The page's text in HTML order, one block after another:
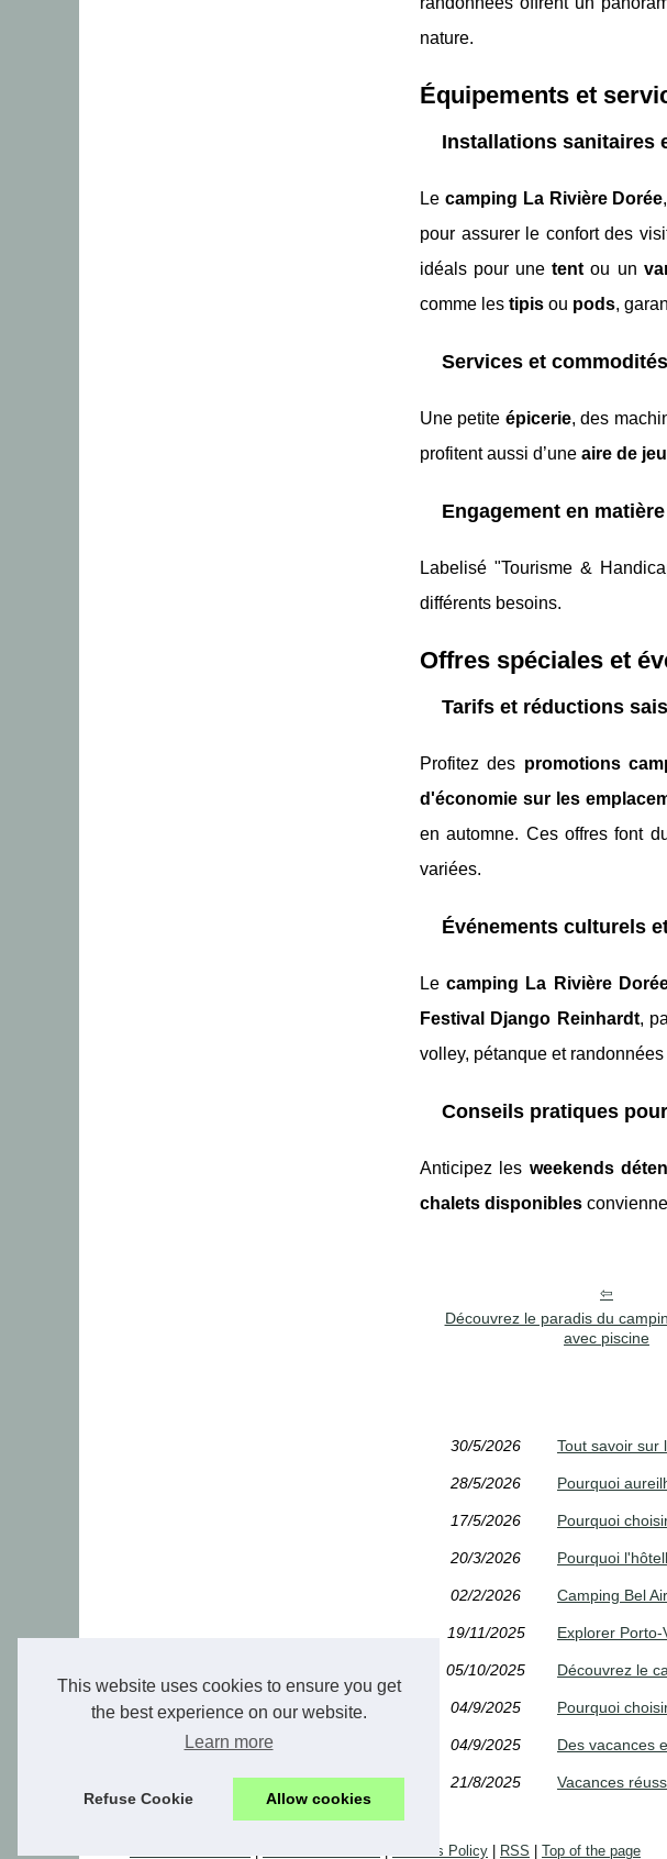
This website uses cookies to ensure you get
the best experience on our website.
Learn more
Refuse Cookie Allow cookies
nature.
Équipements et
Installations sanitaires
Le camping La Rivière Dorée
pour assurer le confort des
idéals pour unetent ou un
comme les tipis ou pods,
Services et
Une petite épicerie, des
profitent aussi d’une aire de
Engagement en
Labelisé "Tourisme &
différents besoins.
Offres spéciales et
Tarifs et réductions
Profitez des promotions
d'économie sur les
en automne. Ces offres font
variées.
Événements culturels
Lecamping La Rivière
Festival Django Reinhardt,
volley, pétanque et
Conseils pratiques
Anticipez les weekends
chalets disponibles
Découvrez le paradis du
avec piscine
30/5/2026 Tout savoir sur
28/5/2026 Pourquoi
17/5/2026 Pourquoi
20/3/2026 Pourquoi
02/2/2026 Camping Bel
19/11/2025 Explorer
05/10/2025 Découvrez le
04/9/2025 Pourquoi
04/9/2025 Des vacances
21/8/2025 Vacances
Cookies Policy RSS Top of the page